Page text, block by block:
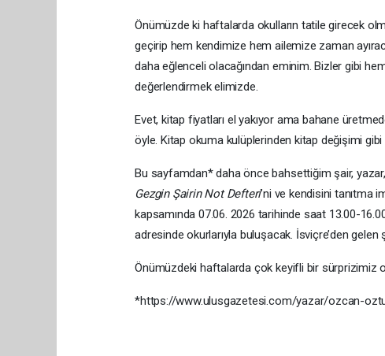
Önümüzde ki haftalarda okulların tatile girecek
geçirip hem kendimize hem ailemize zaman
daha eğlenceli olacağından eminim. Bizler gibi
değerlendirmek elimizde.
Evet, kitap fiyatları el yakıyor ama bahane
öyle. Kitap okuma kulüplerinden kitap değişimi
Bu sayfamdan* daha önce bahsettiğim şair,
Gezgin Şairin Not Defteri’ni ve kendisini tanıtma
kapsamında 07.06. 2026 tarihinde saat 13.00-
adresinde okurlarıyla buluşacak. İsviçre’den gelen
Önümüzdeki haftalarda çok keyifli bir sürprizimiz
*https://www.ulusgazetesi.com/yazar/ozcan-